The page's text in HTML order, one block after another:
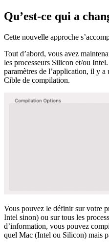
Qu’est-ce qui a
Cette nouvelle approche
Tout d’abord, vous avez
les processeurs Silicon et/ou
paramètres de l’application, il y a
Cible de compilation.
Vous pouvez le définir sur votre
Intel sinon) ou sur tous les
d’information, vous pouvez
quel Mac (Intel ou Silicon) mais